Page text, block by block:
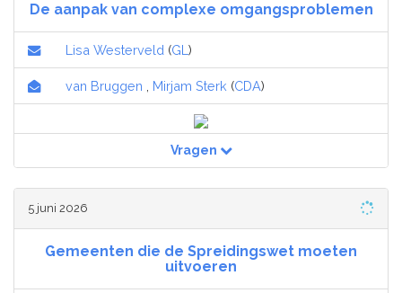
De aanpak van complexe omgangsproblemen
Lisa Westerveld (GL )
van Bruggen Mirjam Sterk (CDA)
Vragen
5 juni 2026
Gemeenten die de Spreidingswet moeten
uitvoeren